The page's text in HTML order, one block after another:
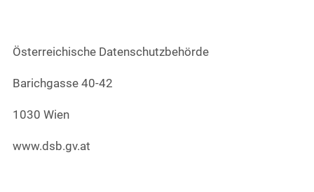
Österreichische Datenschutzbehörde
Barichgasse 40-42
1030 Wien
www.dsb.gv.at